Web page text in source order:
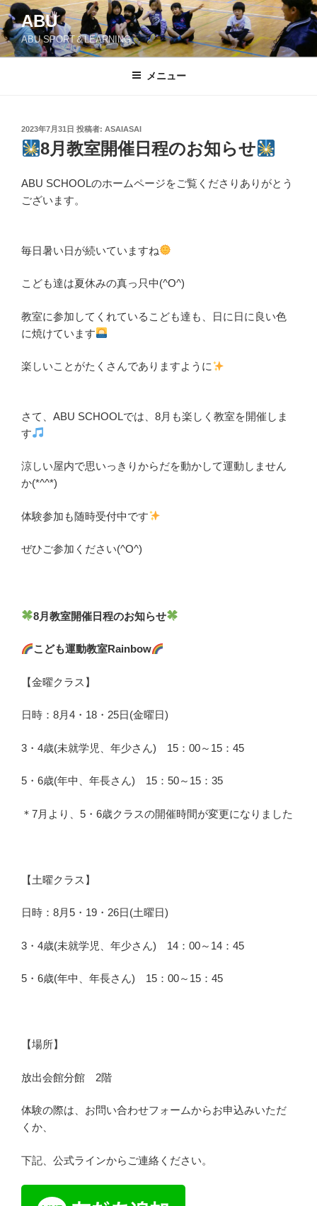
コ
ン
テ
ン
ABU
ABU SPORT＆LEARNING
メニュー
投
稿
日:
2023年7月31日 投稿者: ASAIASAI
8月教室開催日程のお知らせ
ABU SCHOOLのホームページをご覧くださりありがとう
ございます。
毎日暑い日が続いていますね
こども達は夏休みの真っ只中(^O^)
教室に参加してくれているこども達も、日に日に良い色
に焼けています
楽しいことがたくさんでありますように
さて、ABU SCHOOLでは、8月も楽しく教室を開催しま
す
涼しい屋内で思いっきりからだを動かして運動しません
か(*^^*)
体験参加も随時受付中です
ぜひご参加ください(^O^)
8月教室開催日程のお知らせ
こども運動教室Rainbow
【金曜クラス】
日時：8月4・18・25日(金曜日)
3・4歳(未就学児、年少さん) 15：00～15：45
5・6歳(年中、年長さん) 15：50～15：35
＊7月より、5・6歳クラスの開催時間が変更になりました
【土曜クラス】
日時：8月5・19・26日(土曜日)
3・4歳(未就学児、年少さん) 14：00～14：45
5・6歳(年中、年長さん) 15：00～15：45
【場所】
放出会館分館 2階
体験の際は、お問い合わせフォームからお申込みいただ
くか、
下記、公式ラインからご連絡ください。